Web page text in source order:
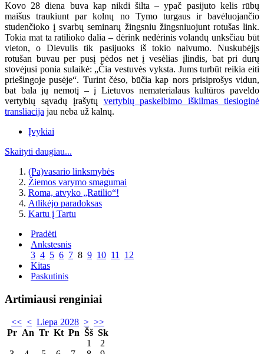
Kovo 28 diena buva kap nikdi šilta – ypač pasijuto kelis rūbų
maišus traukiunt par kolnų no Tymo turgaus ir bavėluojančio
studenčioko į svarbų seminarų žingsniu žingsniuojunt rotušas link.
Tokia mat ta ratilioko dalia – dėrink nedėrinis volandų unksčiau būt
vieton, o Dievulis tik pasijuoks iš tokio naivumo. Nuskubėjįs
rotušan buvau per pusį pėdos net į vesėlias įlindis, bat pri durų
stovėjusi ponia sulaikė: „Čia vestuvės vyksta. Jums turbūt reikia eiti
priešingoje pusėje“. Turint čėso, būčia kap nors prisiprošys vidun,
bat bala jų nemotį – į Lietuvos nematerialaus kultūros paveldo
vertybių sąvadų įrašytų vertybių paskelbimo iškilmas tiesioginė
transliacija jau neba už kalnų.
Įvykiai
Skaityti daugiau...
(Pa)vasario linksmybės
Žiemos varymo smagumai
Roma, atvyko „Ratilio“!
Atlikėjo paradoksas
Kartu į Tartu
Pradėti
Ankstesnis
3 4 5 6 7 8 9 10 11 12
Kitas
Paskutinis
Artimiausi renginiai
<< < Liepa 2028 > >>
Pr An Tr Kt Pn Šš Sk
1
2